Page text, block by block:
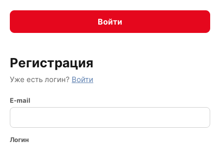
Регистрация
Уже есть логин? Войти
E-mail
Логин